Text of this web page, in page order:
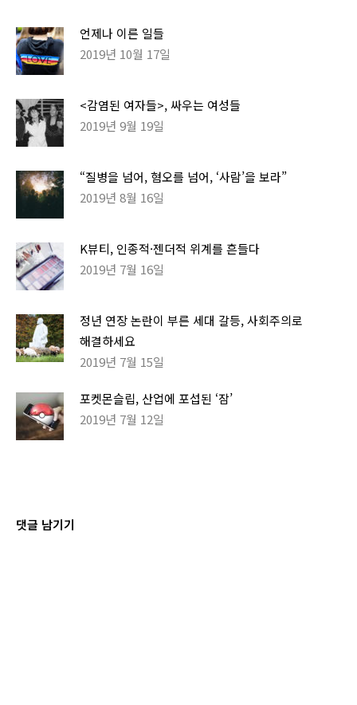
언제나 이른 일들
2019년 10월 17일
<감염된 여자들>, 싸우는 여성들
2019년 9월 19일
“질병을 넘어, 혐오를 넘어, ‘사람’을 보라”
2019년 8월 16일
K뷰티, 인종적·젠더적 위계를 흔들다
2019년 7월 16일
정년 연장 논란이 부른 세대 갈등, 사회주의로
해결하세요
2019년 7월 15일
포켓몬슬립, 산업에 포섭된 ‘잠’
2019년 7월 12일
댓글 남기기